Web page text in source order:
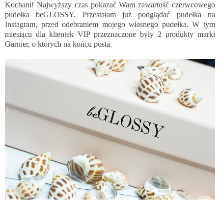
Kochani! Najwyższy czas pokazać Wam zawartość czerwcowego
pudełka beGLOSSY. Przestałam już podglądać pudełka na
Instagram, przed odebraniem mojego własnego pudełka. W tym
miesiącu dla klientek VIP przeznaczone były 2 produkty marki
Garnier, o których na końcu posta.